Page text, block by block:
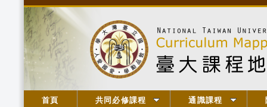
首頁 共同必修課程 通識課程